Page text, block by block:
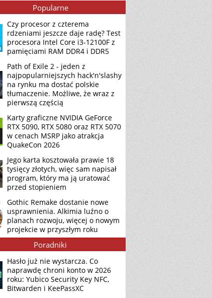
Popularne
Czy procesor z czterema
rdzeniami jeszcze daje radę? Test
procesora Intel Core i3-12100F z
pamięciami RAM DDR4 i DDR5
Path of Exile 2 - jeden z
najpopularniejszych hack'n'slashy
na rynku ma dostać polskie
tłumaczenie. Możliwe, że wraz z
pierwszą częścią
Karty graficzne NVIDIA GeForce
RTX 5090, RTX 5080 oraz RTX 5070
w cenach MSRP jako atrakcja
QuakeCon 2026
Jego karta kosztowała prawie 18
tysięcy złotych, więc sam napisał
program, który ma ją uratować
przed stopieniem
Gothic Remake dostanie nowe
usprawnienia. Alkimia luźno o
planach rozwoju, więcej o nowym
projekcie w przyszłym roku
Poradniki
Hasło już nie wystarcza. Co
naprawdę chroni konto w 2026
roku: Yubico Security Key NFC,
Bitwarden i KeePassXC